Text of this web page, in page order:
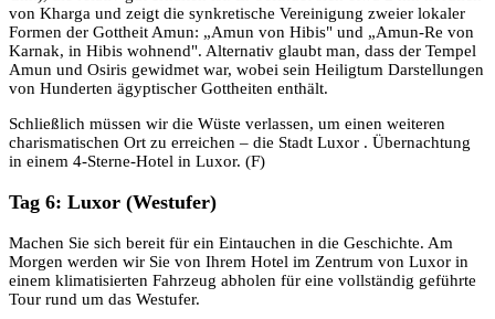
von Kharga und zeigt die synkretische Vereinigung zweier lokaler
Formen der Gottheit Amun: „Amun von Hibis" und „Amun-Re von
Karnak, in Hibis wohnend". Alternativ glaubt man, dass der Tempel
Amun und Osiris gewidmet war, wobei sein Heiligtum Darstellungen
von Hunderten ägyptischer Gottheiten enthält.
Schließlich müssen wir die Wüste verlassen, um einen weiteren
charismatischen Ort zu erreichen – die Stadt Luxor . Übernachtung
in einem 4-Sterne-Hotel in Luxor. (F)
Tag 6: Luxor (Westufer)
Machen Sie sich bereit für ein Eintauchen in die Geschichte. Am
Morgen werden wir Sie von Ihrem Hotel im Zentrum von Luxor in
einem klimatisierten Fahrzeug abholen für eine vollständig geführte
Tour rund um das Westufer.